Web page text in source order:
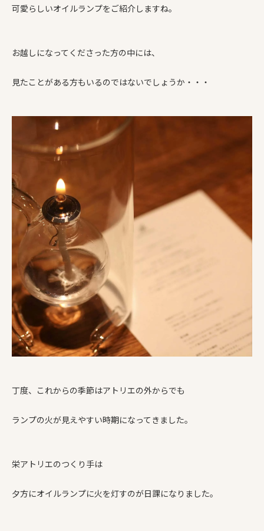
可愛らしいオイルランプをご紹介しますね。
お越しになってくださった方の中には、
見たことがある方もいるのではないでしょうか・・・
丁度、これからの季節はアトリエの外からでも
ランプの火が見えやすい時期になってきました。
栄アトリエのつくり手は
夕方にオイルランプに火を灯すのが日課になりました。